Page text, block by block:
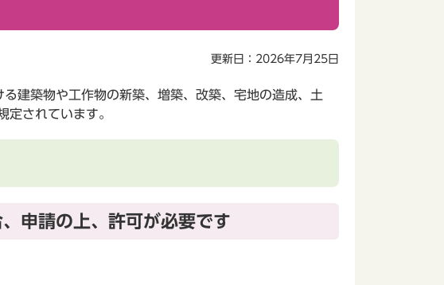
更新日：2026年7月25日
建築物や工作物の新築、増築、改築、宅地の造成、土
されています。
申請の上、許可が必要です